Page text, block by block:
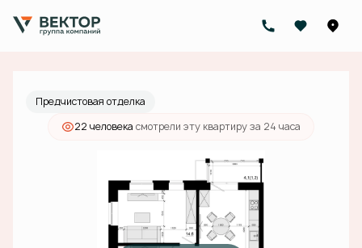
2-комнатная 15 229 000 руб.
Ипотекаот 48 414 руб./мес.
Предчистовая отделка
22 человекa смотрели эту квартиру за 24 часа